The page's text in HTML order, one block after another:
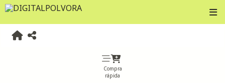
Compra
rápida